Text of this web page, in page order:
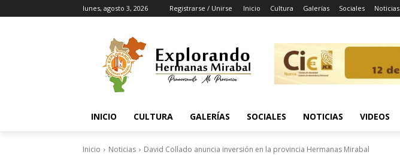
lunes, agosto 3, 2026 Registrarse / Unirse Inicio Cultura Galerías Sociales Noticias
INICIO CULTURA GALERÍAS SOCIALES NOTICIAS VIDEOS
Inicio Noticias David Collado anuncia inversión en la provincia Hermanas Mirabal